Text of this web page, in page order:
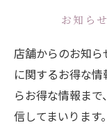
お知ら
店舗からのお知
に関するお得な
らお得な情報ま
信してまいります